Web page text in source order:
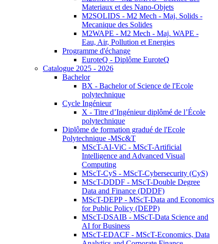
Materiaux et des Nano-Objets
M2SOLIDS - M2 Mech - Maj. Solids -
Mecanique des Solides
M2WAPE - M2 Mech - Maj. WAPE -
Eau, Air, Pollution et Energies
Programme d'échange
EuroteQ - Diplôme EuroteQ
Catalogue 2025 - 2026
Bachelor
BX - Bachelor of Science de l'Ecole
polytechnique
Cycle Ingénieur
X - Titre d’Ingénieur diplômé de l’École
polytechnique
Diplôme de formation gradué de l'Ecole
Polytechnique -MSc&T
MScT-AI-ViC - MScT-Artificial
Intelligence and Advanced Visual
Computing
MScT-CyS - MScT-Cybersecurity (CyS)
MScT-DDDF - MScT-Double Degree
Data and Finance (DDDF)
MScT-DEPP - MScT-Data and Economics
for Public Policy (DEPP)
MScT-DSAIB - MScT-Data Science and
AI for Business
MScT-EDACF - MScT-Economics, Data